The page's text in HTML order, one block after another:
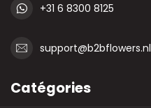
+31 6 8300 8125
support@b2bflowers.nl
Catégories